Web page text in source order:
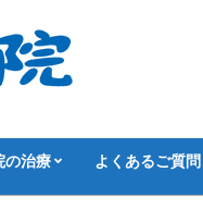
の治療 よくあるご質問